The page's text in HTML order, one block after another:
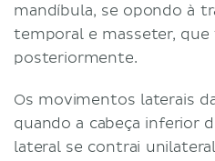
mandíbula, se opondo à
temporal e masseter,
posteriormente.
Os movimentos laterais
quando a cabeça inferior
lateral se contrai